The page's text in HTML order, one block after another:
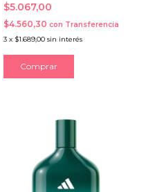
$5.067,00
$4.560,30 con Transferencia
3 x $1.689,00 sin interés